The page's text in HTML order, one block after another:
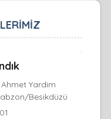
Yardim
Besikdüzü